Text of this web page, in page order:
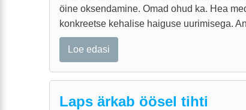
öine oksendamine. Omad ohud ka. Hea
konkreetse kehalise haiguse uurimisega.
Loe edasi
Laps ärkab öösel tihti